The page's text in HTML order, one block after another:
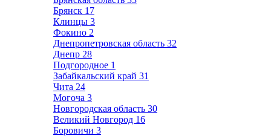
Брянск 17
Клинцы 3
Фокино 2
Днепропетровская область 32
Днепр 28
Подгородное 1
Забайкальский край 31
Чита 24
Могоча 3
Новгородская область 30
Великий Новгород 16
Боровичи 3